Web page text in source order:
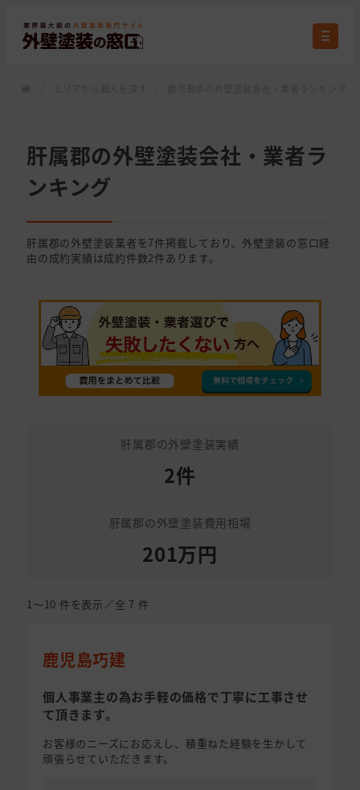
肝属郡の外壁塗装会社・業者ラ
ンキング
肝属郡の外壁塗装業者を7件掲載しており、外壁塗装の窓口経
由の成約実績は成約件数2件あります。
肝属郡の外壁塗装実績
2件
肝属郡の外壁塗装費用相場
201万円
1〜10 件を表示／全 7 件
鹿児島巧建
個人事業主の為お手軽の価格で丁寧に工事させ
て頂きます。
お客様のニーズにお応えし、積重ねた経験を生かして
頑張らせていただきます。